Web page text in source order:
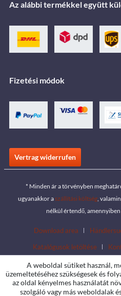
Az alábbi termékkel együtt
Fizetési módok
Vertrag widerrufen
* Minden ár a törvényben
ugyanakkor aszállítási költség,
nélkül értendő,
Download area
Katalógusok letöltése
A weboldal sütiket használ,
üzemeltetéséhez szükségesek és
az oldal kényelmes használatát
szolgáló vagy más weboldalak